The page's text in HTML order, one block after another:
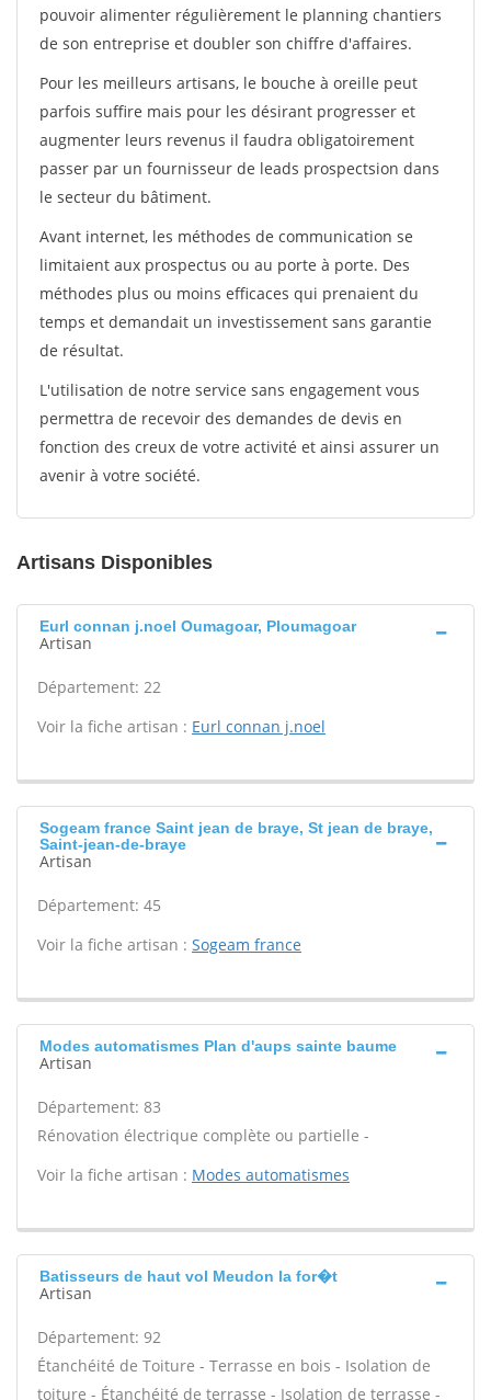
pouvoir alimenter régulièrement le planning chantiers
de son entreprise et doubler son chiffre d'affaires.
Pour les meilleurs artisans, le bouche à oreille peut
parfois suffire mais pour les désirant progresser et
augmenter leurs revenus il faudra obligatoirement
passer par un fournisseur de leads prospectsion dans
le secteur du bâtiment.
Avant internet, les méthodes de communication se
limitaient aux prospectus ou au porte à porte. Des
méthodes plus ou moins efficaces qui prenaient du
temps et demandait un investissement sans garantie
de résultat.
L'utilisation de notre service sans engagement vous
permettra de recevoir des demandes de devis en
fonction des creux de votre activité et ainsi assurer un
avenir à votre société.
Artisans Disponibles
Eurl connan j.noel Oumagoar, Ploumagoar
Artisan
Département: 22
Voir la fiche artisan : Eurl connan j.noel
Sogeam france Saint jean de braye, St jean de braye,
Saint-jean-de-braye
Artisan
Département: 45
Voir la fiche artisan : Sogeam france
Modes automatismes Plan d'aups sainte baume
Artisan
Département: 83
Rénovation électrique complète ou partielle -
Voir la fiche artisan : Modes automatismes
Batisseurs de haut vol Meudon la for�t
Artisan
Département: 92
Étanchéité de Toiture - Terrasse en bois - Isolation de
toiture - Étanchéité de terrasse - Isolation de terrasse -